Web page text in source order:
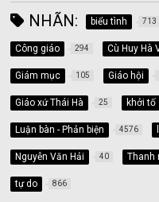
NHÃN: biểu tình 713
Công giáo 294 Cù Huy Hà
Giám mục 105 Giáo hội
Giáo xứ Thái Hà 25 khởi tố
Luận bàn - Phản biện 4576
Nguyễn Văn Hải 40 Thanh
tự do 866